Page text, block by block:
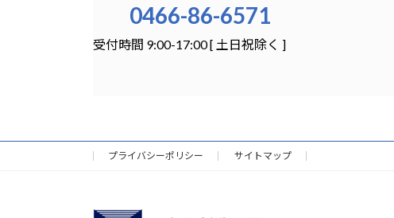
0466-86-6571
受付時間 9:00-17:00 [ 土日祝除く ]
プライバシーポリシー サイトマップ